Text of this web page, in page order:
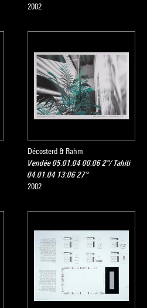
2002
Décosterd & Rahm
Vendée 05.01.04 00:06 2°/ Tahiti
04.01.04 13:06 27°
2002